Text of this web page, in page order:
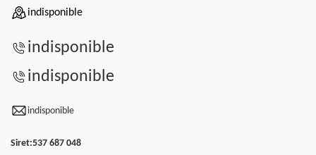
indisponible
indisponible
indisponible
indisponible
Siret:537 687 048